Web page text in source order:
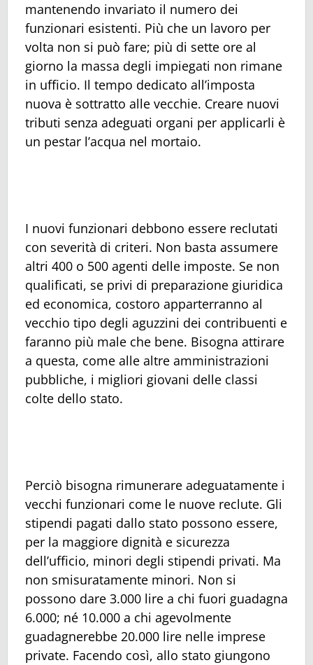
mantenendo invariato il numero dei
funzionari esistenti. Più che un lavoro per
volta non si può fare; più di sette ore al
giorno la massa degli impiegati non rimane
in ufficio. Il tempo dedicato all’imposta
nuova è sottratto alle vecchie. Creare nuovi
tributi senza adeguati organi per applicarli è
un pestar l’acqua nel mortaio.
I nuovi funzionari debbono essere reclutati
con severità di criteri. Non basta assumere
altri 400 o 500 agenti delle imposte. Se non
qualificati, se privi di preparazione giuridica
ed economica, costoro apparterranno al
vecchio tipo degli aguzzini dei contribuenti e
faranno più male che bene. Bisogna attirare
a questa, come alle altre amministrazioni
pubbliche, i migliori giovani delle classi
colte dello stato.
Perciò bisogna rimunerare adeguatamente i
vecchi funzionari come le nuove reclute. Gli
stipendi pagati dallo stato possono essere,
per la maggiore dignità e sicurezza
dell’ufficio, minori degli stipendi privati. Ma
non smisuratamente minori. Non si
possono dare 3.000 lire a chi fuori guadagna
6.000; né 10.000 a chi agevolmente
guadagnerebbe 20.000 lire nelle imprese
private. Facendo così, allo stato giungono